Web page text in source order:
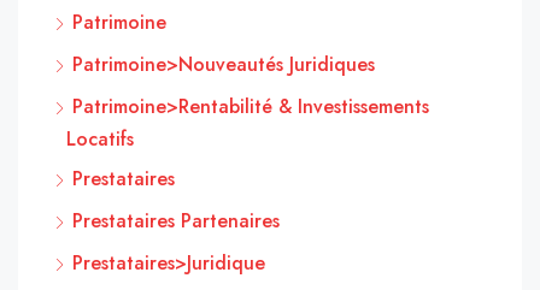
Patrimoine
Patrimoine>Nouveautés Juridiques
Patrimoine>Rentabilité & Investissements
Locatifs
Prestataires
Prestataires Partenaires
Prestataires>Juridique